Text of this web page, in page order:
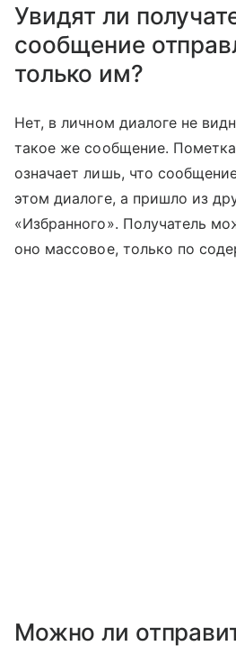
Увидят ли
сообщение
только им?
Нет, в личном диалоге не
такое же сообщение.
означает лишь, что
этом диалоге, а пришло из
«Избранного». Получатель
оно массовое, только по
Можно ли